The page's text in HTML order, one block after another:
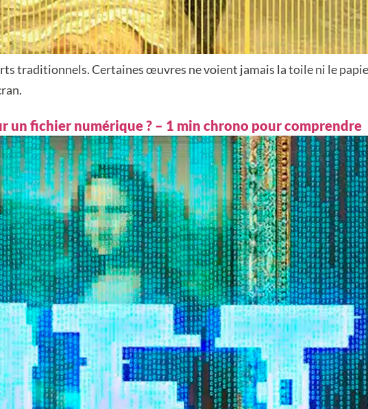
traditionnels. Certaines œuvres ne voient jamais la toile ni le
un fichier numérique ? – 1 min chrono pour comprendre